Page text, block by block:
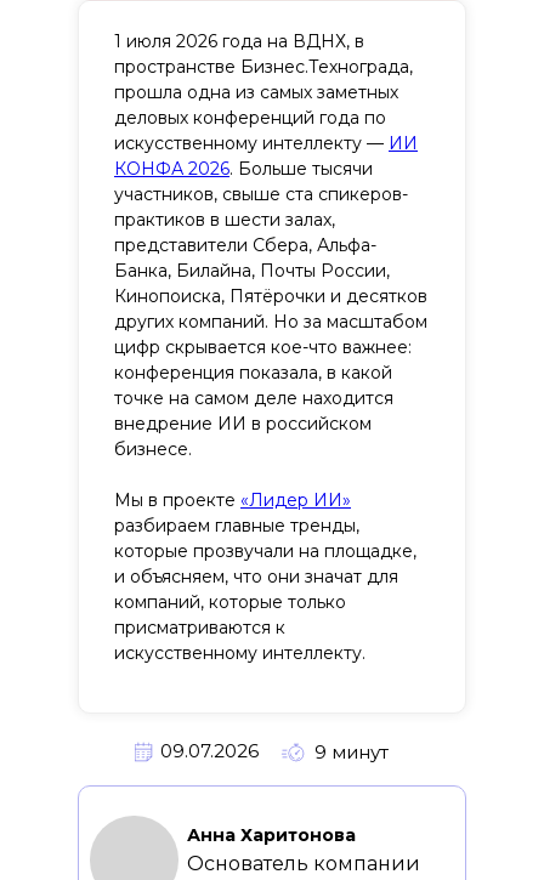
1 июля 2026 года на ВДНХ, в
пространстве Бизнес.Технограда,
прошла одна из самых заметных
деловых конференций года по
искусственному интеллекту — ИИ
КОНФА 2026. Больше тысячи
участников, свыше ста спикеров-
практиков в шести залах,
представители Сбера, Альфа-
Банка, Билайна, Почты России,
Кинопоиска, Пятёрочки и десятков
других компаний. Но за масштабом
цифр скрывается кое-что важнее:
конференция показала, в какой
точке на самом деле находится
внедрение ИИ в российском
бизнесе.
Мы в проекте «Лидер ИИ»
разбираем главные тренды,
которые прозвучали на площадке,
и объясняем, что они значат для
компаний, которые только
присматриваются к
искусственному интеллекту.
Анна Харитонова
Основатель компании
09.07.2026 9 минут